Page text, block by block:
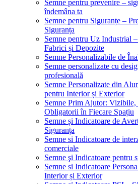
Semne pentru prevenire –
îndemâna ta
Semne pentru Siguranțe –
Siguranța
Semne pentru Uz Industrial
Fabrici și Depozite
Semne Personalizabile de
Semne personalizate cu
profesională
Semne Personalizate din
pentru Interior și Exterior
Semne Prim Ajutor: Vizibile,
Obligatorii în Fiecare Spațiu
Semne și Indicatoare de
Siguranța
Semne si Indicatoare de
comerciale
Semne şi Indicatoare pentru
Semne si Indicatoare
Interior și Exterior